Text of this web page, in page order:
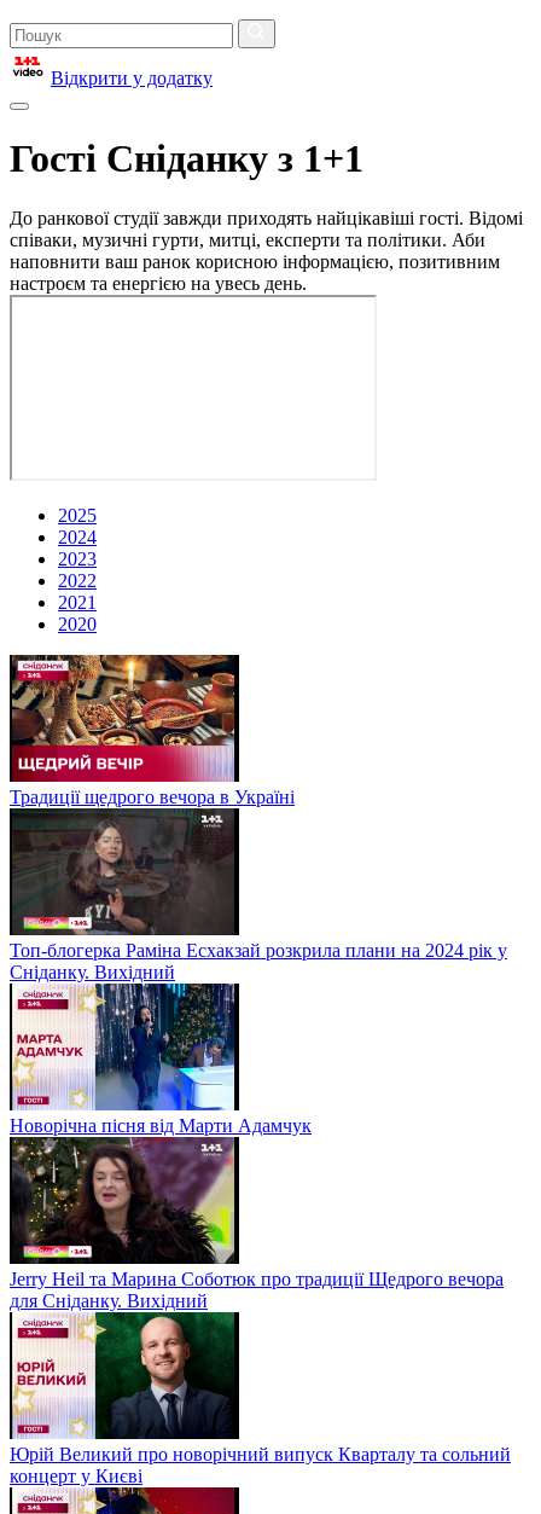
Відкрити у додатку
Гості Сніданку з 1+1
До ранкової студії завжди приходять найцікавіші гості. Відомі
співаки, музичні гурти, митці, експерти та політики. Аби
наповнити ваш ранок корисною інформацією, позитивним
настроєм та енергією на увесь день.
2025
2024
2023
2022
2021
2020
Традиції щедрого вечора в Україні
Топ-блогерка Раміна Есхакзай розкрила плани на 2024 рік у
Сніданку. Вихідний
Новорічна пісня від Марти Адамчук
Jerry Heil та Марина Соботюк про традиції Щедрого вечора
для Сніданку. Вихідний
Юрій Великий про новорічний випуск Кварталу та сольний
концерт у Києві